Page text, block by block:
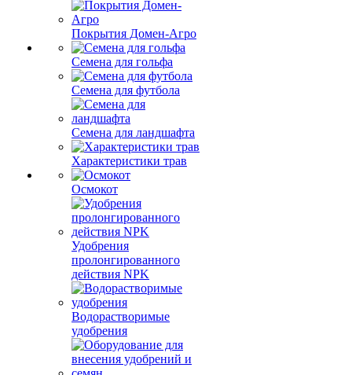
Покрытия Домен-Агро
Семена для гольфа
Семена для футбола
Семена для ландшафта
Характеристики трав
Осмокот
Удобрения
пролонгированного
действия NPK
Водорастворимые
удобрения